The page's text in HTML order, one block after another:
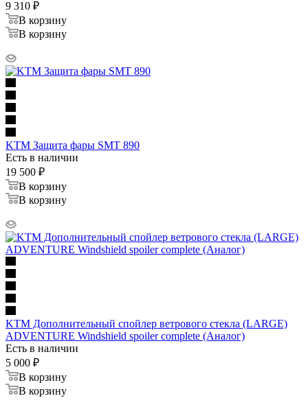
9 310 ₽
В корзину
В корзину
KTM Защита фары SMT 890
Есть в наличии
19 500 ₽
В корзину
В корзину
KTM Дополнительный спойлер ветрового стекла (LARGE)
ADVENTURE Windshield spoiler complete (Аналог)
Есть в наличии
5 000 ₽
В корзину
В корзину